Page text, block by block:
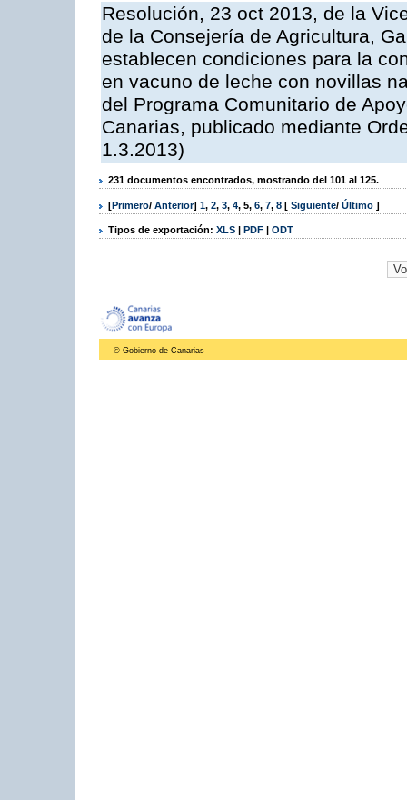
Resolución, 23 oct 2013, de la
de la Consejería de Agricultura,
establecen condiciones para la
en vacuno de leche con novillas
del Programa Comunitario de
Canarias, publicado mediante
1.3.2013)
231 documentos encontrados, mostrando del 101 al 125.
[Primero/ Anterior] 1, 2, 3, 4, 5, 6, 7, 8 [ Siguiente/ Último ]
Tipos de exportación: XLS | PDF | ODT
© Gobierno de Canarias